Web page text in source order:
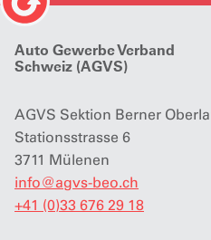
Auto Gewerbe Verband
Schweiz (AGVS)
AGVS Sektion Berner
Stationsstrasse 6
3711 Mülenen
info@agvs-beo.ch
+41 (0)33 676 29 18